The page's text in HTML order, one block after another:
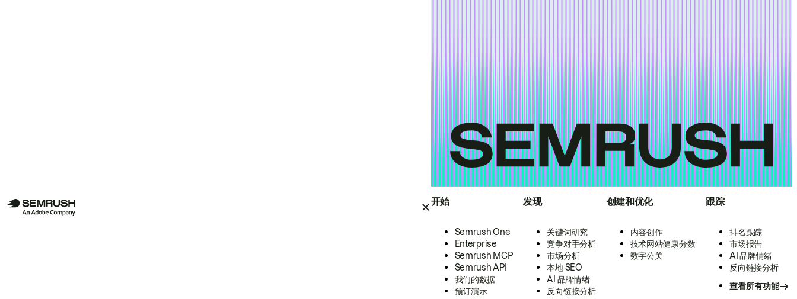
开始
Semrush One
Enterprise
Semrush MCP
Semrush API
我们的数据
预订演示
发现
关键词研究
竞争对手分析
市场分析
本地 SEO
AI 品牌情绪
反向链接分析
创建和优化
内容创作
技术网站健康分数
数字公关
跟踪
排名跟踪
市场报告
AI 品牌情绪
反向链接分析
查看所有功能